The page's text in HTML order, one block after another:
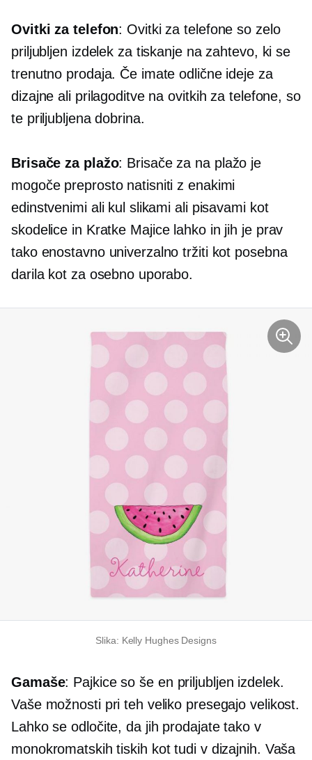
Ovitki za telefon: Ovitki za telefone so zelo
priljubljen izdelek za tiskanje na zahtevo, ki se
trenutno prodaja. Če imate odlične ideje za
dizajne ali prilagoditve na ovitkih za telefone, so
te priljubljena dobrina.
Brisače za plažo: Brisače za na plažo je
mogoče preprosto natisniti z enakimi
edinstvenimi ali kul slikami ali pisavami kot
skodelice in Kratke Majicelahko in jih je prav
tako enostavno univerzalno tržiti kot posebna
darila kot za osebno uporabo.
Slika: Kelly Hughes Designs
Gamaše: Pajkice so še en priljubljen izdelek.
Vaše možnosti pri teh veliko presegajo velikost.
Lahko se odločite, da jih prodajate tako v
monokromatskih tiskih kot tudi v dizajnih. Vaša